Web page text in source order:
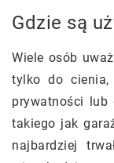
Gdzie są
Wiele osób
tylko do
prywatności lub
takiego jak
najbardziej